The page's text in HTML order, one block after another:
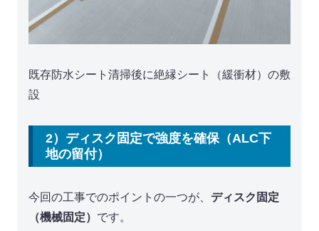
既存防水シート清掃後に絶縁シート（緩衝材）の敷
設
2）ディスク固定で強度を確保（ALC下
地の留付）
今回の工事でのポイントの一つが、 ディスク固定
（機械固定） です。